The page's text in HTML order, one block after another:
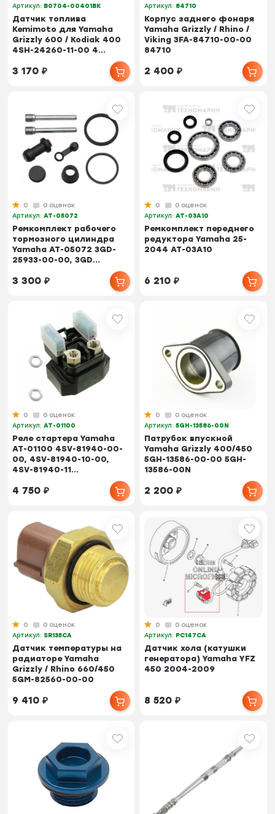
Артикул: B0704-00401BK
Датчик топлива
Kemimoto для Yamaha
Grizzly 600 / Kodiak 400
4SH-24260-11-00 4...
3 170₽
Артикул: 84710
Корпус заднего фонаря
Yamaha Grizzly / Rhino /
Viking 3FA-84710-00-00
84710
2 400₽
0
0 оценок
Артикул:AT-05072
Ремкомплект рабочего
тормозного цилиндра
Yamaha AT-05072 3GD-
25933-00-00, 3GD...
3 300₽
0
0 оценок
Артикул:AT-03A10
Ремкомплект переднего
редуктора Yamaha 25-
2044 AT-03A10
6 210₽
0
0 оценок
Артикул:AT-01100
Реле стартера Yamaha
AT-01100 4SV-81940-00-
00, 4SV-81940-10-00,
4SV-81940-11...
4 750₽
0
0 оценок
Артикул:5GH-13586-00N
Патрубок впускной
Yamaha Grizzly 400/450
5GH-13586-00-00 5GH-
13586-00N
2 200₽
0
0 оценок
Артикул: SR135CA
Датчик температуры на
радиаторе Yamaha
Grizzly / Rhino 660/450
5GM-82560-00-00
9 410₽
0
0 оценок
Артикул: PC147CA
Датчик хола (катушки
генератора) Yamaha YFZ
450 2004-2009
8 520₽